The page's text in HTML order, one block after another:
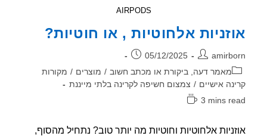
AIRPODS
אלחוטיות , או חוטיות?
פורסם:
05/12/2025
מאמר דעה, ביקורת או מכתב חשוב / מוצרים / מקורות
אישיים / צמצום חשיפה לקרינה בלתי מייננת
3 mins
אלחוטיות וחוטיות מה יותר טוב? נתחיל מהסוף,